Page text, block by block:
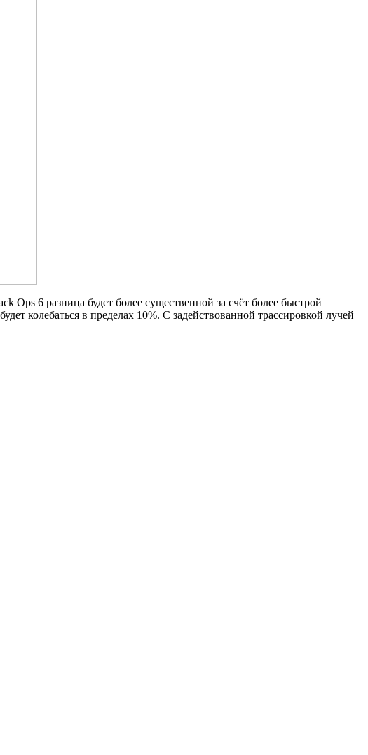
6 разница будет более существенной за счёт более быстрой
колебаться в пределах 10%. С задействованной трассировкой лучей